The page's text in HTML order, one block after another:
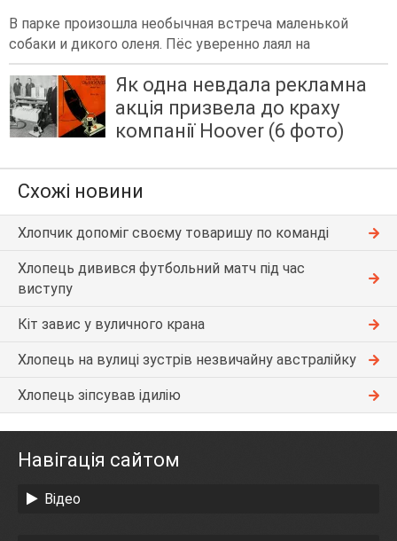
В парке произошла необычная встреча маленькой
собаки и дикого оленя. Пёс уверенно лаял на
Як одна невдала рекламна
акція призвела до краху
компанії Hoover (6 фото)
Схожі новини
Хлопчик допоміг своєму товаришу по команді
Хлопець дивився футбольний матч під час
виступу
Кіт завис у вуличного крана
Хлопець на вулиці зустрів незвичайну австралійку
Хлопець зіпсував ідилію
Навігація сайтом
Відео